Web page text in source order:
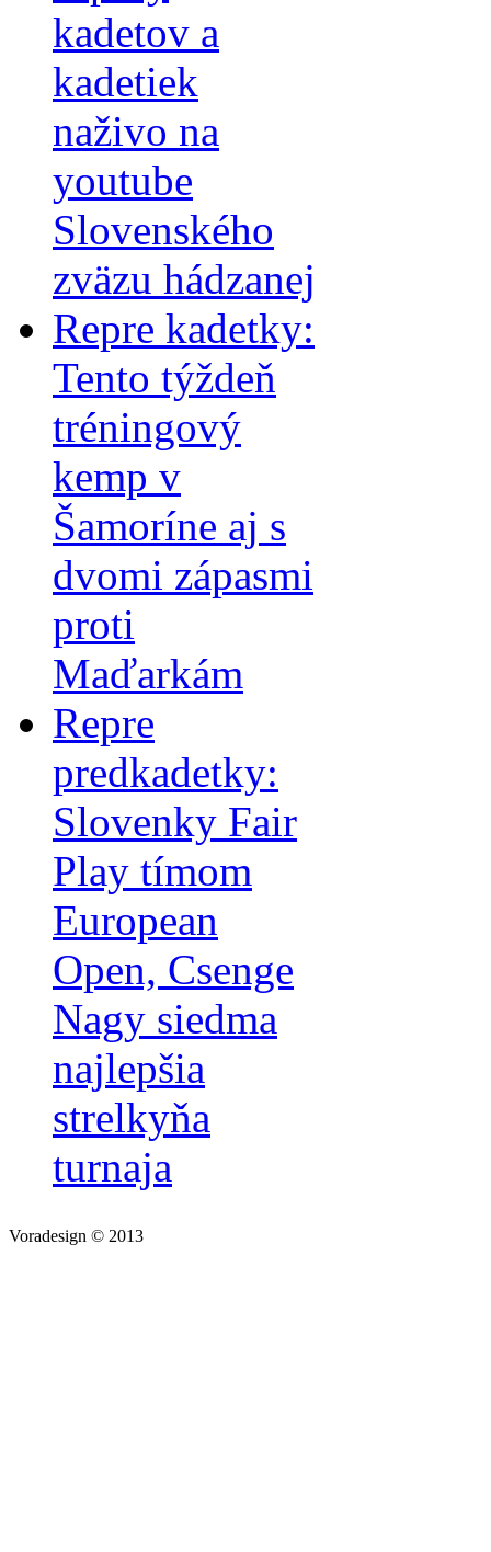
kadetov a
kadetiek
naživo na
youtube
Slovenského
zväzu hádzanej
Repre kadetky:
Tento týždeň
tréningový
kemp v
Šamoríne aj s
dvomi zápasmi
proti
Maďarkám
Repre
predkadetky:
Slovenky Fair
Play tímom
European
Open, Csenge
Nagy siedma
najlepšia
strelkyňa
turnaja
Voradesign © 2013